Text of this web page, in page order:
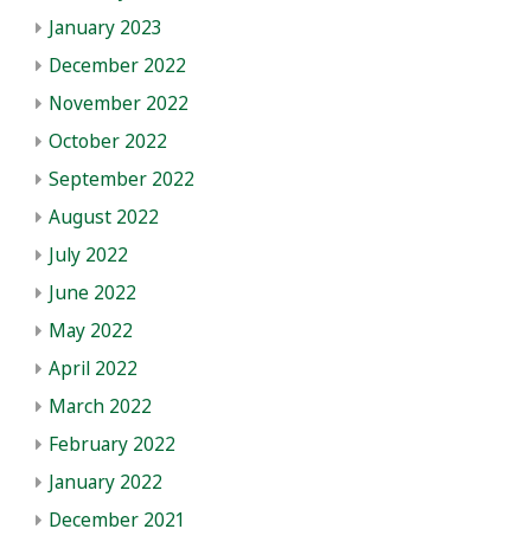
January 2023
December 2022
November 2022
October 2022
September 2022
August 2022
July 2022
June 2022
May 2022
April 2022
March 2022
February 2022
January 2022
December 2021